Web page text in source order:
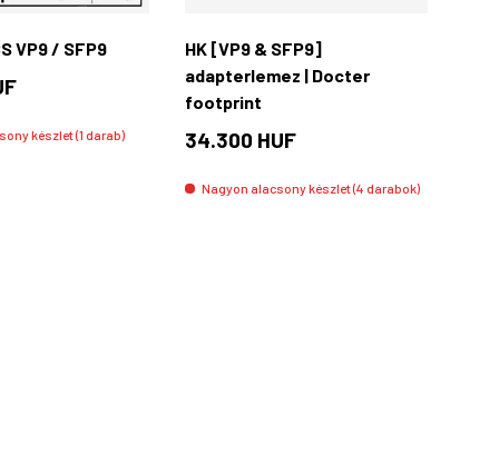
VP9 / SFP9
készlet (1 darab)
HK [VP9 & SFP9]
adapterlemez | Docter
footprint
34.300 HUF
Nagyon alacsony készlet (4 darabok)